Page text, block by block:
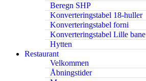
Beregn SHP
Konverteringstabel 18-huller
Konverteringstabel forni
Konverteringstabel Lille bane
Hytten
Restaurant
Velkommen
Åbningstider